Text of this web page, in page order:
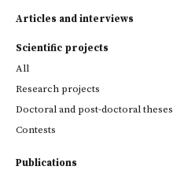
Articles and interviews
Scientific projects
All
Research projects
Doctoral and post-doctoral theses
Contests
Publications